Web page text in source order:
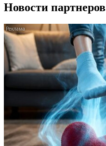
Новости партнеров